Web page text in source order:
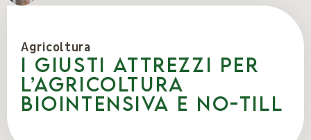
Agricoltura
I giusti attrezzi per
l’agricoltura
biointensiva e no-till